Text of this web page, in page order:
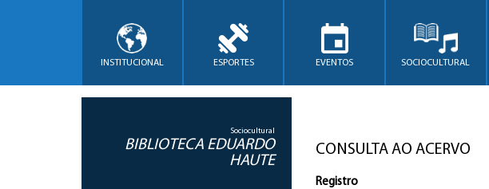
INSTITUCIONAL ESPORTES EVENTOS SOCIOCULTURAL
Sociocultural
BIBLIOTECA EDUARDO
HAUTE
CONSULTA AO ACERVO
Registro